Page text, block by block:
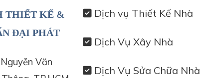
THIẾT KẾ &
ĐẠI PHÁT
Văn
Dịch vụ Thiết Kế Nhà
Dịch Vụ Xây Nhà
Dịch Vụ Sửa Chữa Nhà